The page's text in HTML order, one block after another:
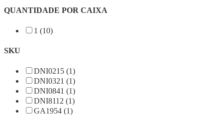
QUANTIDADE POR CAIXA
1 (10)
SKU
DNI0215 (1)
DNI0321 (1)
DNI0841 (1)
DNI8112 (1)
GA1954 (1)